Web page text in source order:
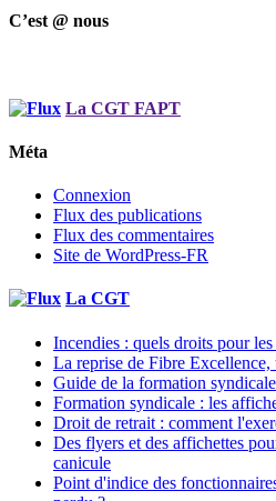
C’est @ nous
La CGT FAPT
Méta
Connexion
Flux des publications
Flux des commentaires
Site de WordPress-FR
La CGT
Incendies : quels droits pour les
La reprise de Fibre Excellence,
Guide de la formation syndicale
Formation syndicale : les
Droit de retrait : comment
Des flyers et des affichettes
canicule
Point d'indice des